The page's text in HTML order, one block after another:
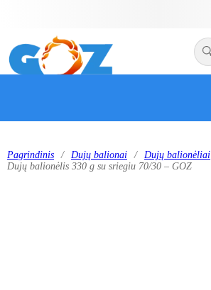
Pagrindinis / Dujų balionai / Dujų balionėliai
Dujų balionėlis 330 g su sriegiu 70/30 – GOZ